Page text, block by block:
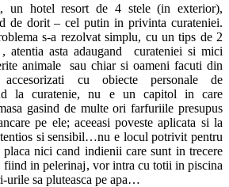
un hotel resort de 4 stele (in exterior),
de dorit – cel putin in privinta curateniei.
s-a rezolvat simplu, cu un tips de 2
asta adaugand curateniei si mici
animale sau chiar si oameni facuti din
accesorizati cu obiecte personale de
la curatenie, nu e un capitol in care
gasind de multe ori farfuriile presupus
pe ele; aceeasi poveste aplicata si la
si sensibil…nu e locul potrivit pentru
nici cand indienii care sunt in trecere
fiind in pelerinaj, vor intra cu totii in piscina
urile sa pluteasca pe apa…